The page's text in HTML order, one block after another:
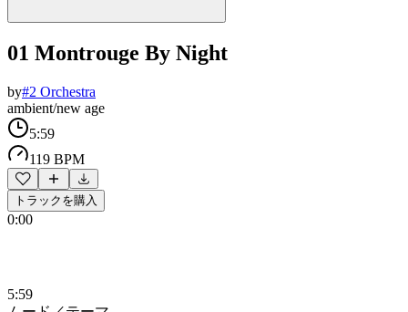
01 Montrouge By Night
by#2 Orchestra
ambient/new age
5:59
119 BPM
トラックを購入
0:00
5:59